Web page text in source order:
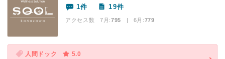
1件 19件
アクセス数 7月:795 | 6月:779
人間ドック
5.0